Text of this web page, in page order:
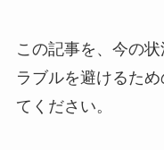
この記事を、今の
ラブルを避けるた
てください。